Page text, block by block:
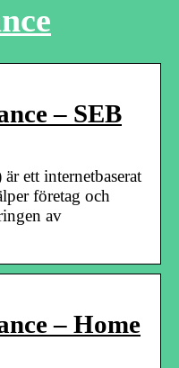
– SEB
ett internetbaserat
företag och
av
– Home